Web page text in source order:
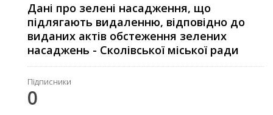
Дані про зелені насадження, що
підлягають видаленню, відповідно до
виданих актів обстеження зелених
насаджень - Сколівської міської ради
Підписники
0